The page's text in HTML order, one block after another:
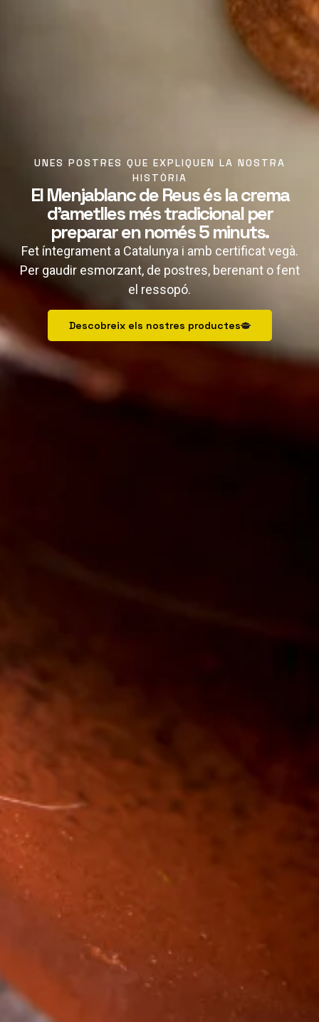
UNES POSTRES QUE EXPLIQUEN LA NOSTRA
HISTÒRIA
El Menjablanc de Reus és la crema
d’ametlles més tradicional per
preparar en només 5 minuts.
Fet íntegrament a Catalunya i amb certificat vegà.
Per gaudir esmorzant, de postres, berenant o fent
el ressopó.
Descobreix els nostres productes